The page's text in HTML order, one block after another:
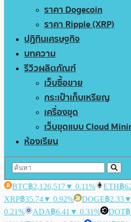
ราคา Dogecoin
ราคา Ripple (XRP)
ปฏิทินเศรษฐกิจ
บทความ
รีวิวผลิตภัณฑ์
เว็บซื้อขาย
กระเป๋าเก็บเหรียญ
เครื่องขุด
เว็บขุดแบบ Cloud
ห้องเรียน
BTC฿2,126,517▼ 0.11% ETH฿
XRP฿35.74▼ 0.92% DOGE฿2.33
0.21%
ADA฿6.41 ▼ 0.31% DOT